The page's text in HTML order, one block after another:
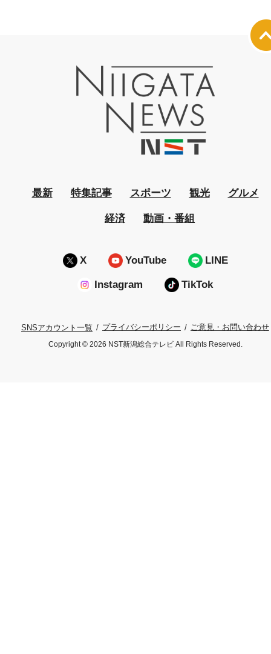
最新 特集記事 スポーツ 観光 グルメ
経済 動画・番組
X YouTube LINE
Instagram TikTok
SNSアカウント一覧 プライバシーポリシー ご意見・お問い合わせ
Copyright © 2026 NST新潟総合テレビ All Rights Reserved.